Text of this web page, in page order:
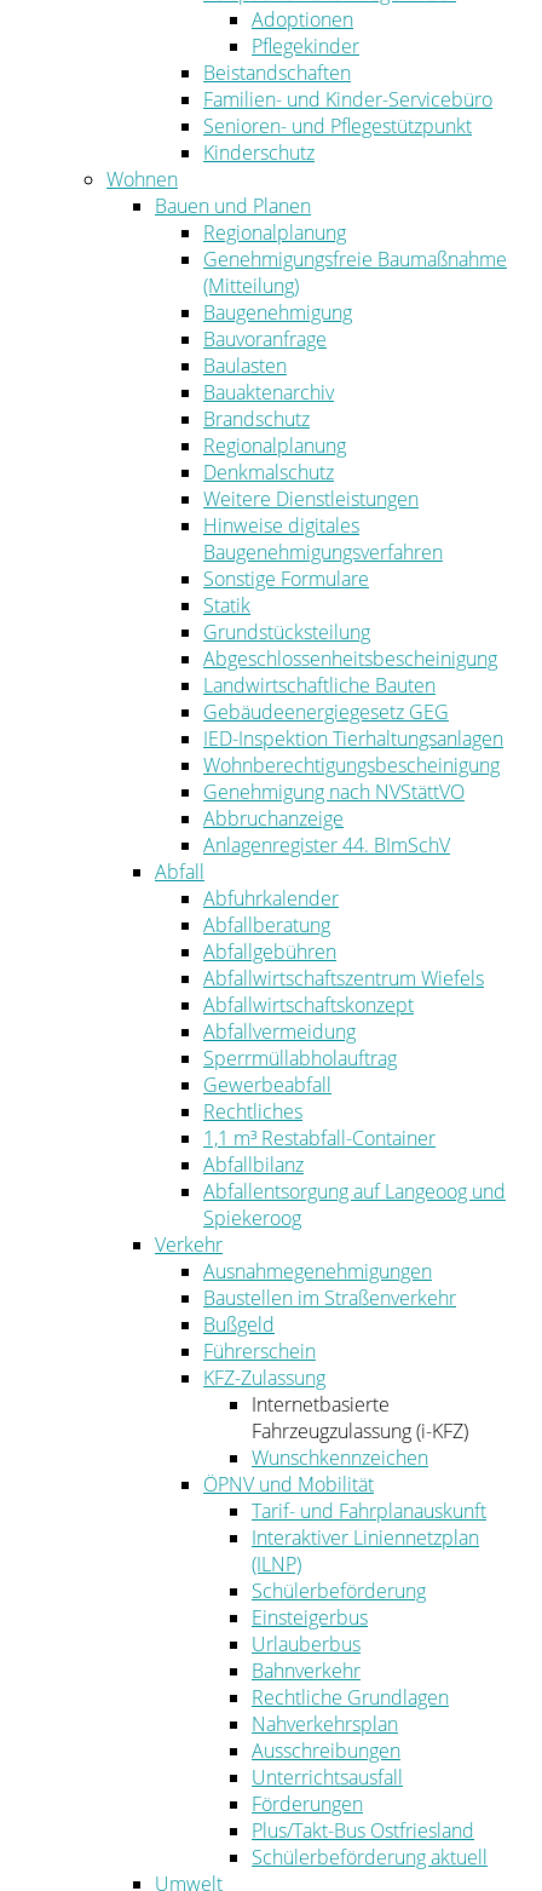
Adoptionen
Pflegekinder
Beistandschaften
Familien- und Kinder-Servicebüro
Senioren- und Pflegestützpunkt
Kinderschutz
Wohnen
Bauen und Planen
Regionalplanung
Genehmigungsfreie Baumaßnahme
(Mitteilung)
Baugenehmigung
Bauvoranfrage
Baulasten
Bauaktenarchiv
Brandschutz
Regionalplanung
Denkmalschutz
Weitere Dienstleistungen
Hinweise digitales
Baugenehmigungsverfahren
Sonstige Formulare
Statik
Grundstücksteilung
Abgeschlossenheitsbescheinigung
Landwirtschaftliche Bauten
Gebäudeenergiegesetz GEG
IED-Inspektion Tierhaltungsanlagen
Wohnberechtigungsbescheinigung
Genehmigung nach NVStättVO
Abbruchanzeige
Anlagenregister 44. BImSchV
Abfall
Abfuhrkalender
Abfallberatung
Abfallgebühren
Abfallwirtschaftszentrum Wiefels
Abfallwirtschaftskonzept
Abfallvermeidung
Sperrmüllabholauftrag
Gewerbeabfall
Rechtliches
1,1 m³ Restabfall-Container
Abfallbilanz
Abfallentsorgung auf Langeoog und
Spiekeroog
Verkehr
Ausnahmegenehmigungen
Baustellen im Straßenverkehr
Bußgeld
Führerschein
KFZ-Zulassung
Internetbasierte
Fahrzeugzulassung (i-KFZ)
Wunschkennzeichen
ÖPNV und Mobilität
Tarif- und Fahrplanauskunft
Interaktiver Liniennetzplan
(ILNP)
Schülerbeförderung
Einsteigerbus
Urlauberbus
Bahnverkehr
Rechtliche Grundlagen
Nahverkehrsplan
Ausschreibungen
Unterrichtsausfall
Förderungen
Plus/Takt-Bus Ostfriesland
Schülerbeförderung aktuell
Umwelt